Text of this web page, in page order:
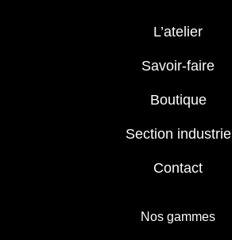
L’atelier
Savoir-faire
Boutique
Section industrie
Contact
Nos gammes